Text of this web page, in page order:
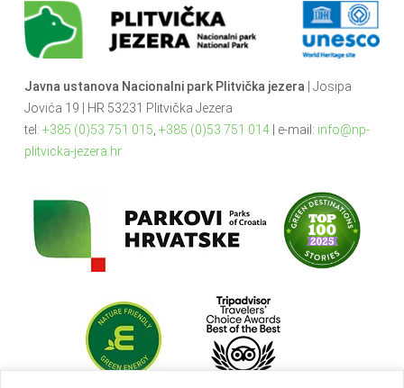
Javna ustanova Nacionalni park Plitvička jezera | Josipa
Jovića 19 | HR 53231 Plitvička Jezera
tel: +385 (0)53 751 015 +385 (0)53 751 014| e-mail: info@np-
plitvicka-jezera.hr